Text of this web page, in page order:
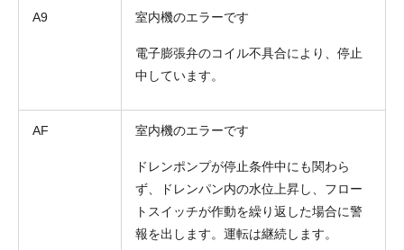
A9 室内機のエラーです
電子膨張弁のコイル不具合により、停止
中しています。
AF 室内機のエラーです
ドレンポンプが停止条件中にも関わら
ず、ドレンパン内の水位上昇し、フロー
トスイッチが作動を繰り返した場合に警
報を出します。運転は継続します。